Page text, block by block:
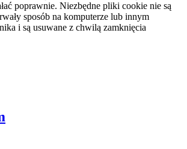
poprawnie. Niezbędne pliki cookie nie są
sposób na komputerze lub innym
i są usuwane z chwilą zamknięcia